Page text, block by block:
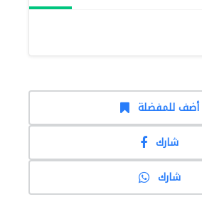
أضف للمفضلة
شارك
شارك